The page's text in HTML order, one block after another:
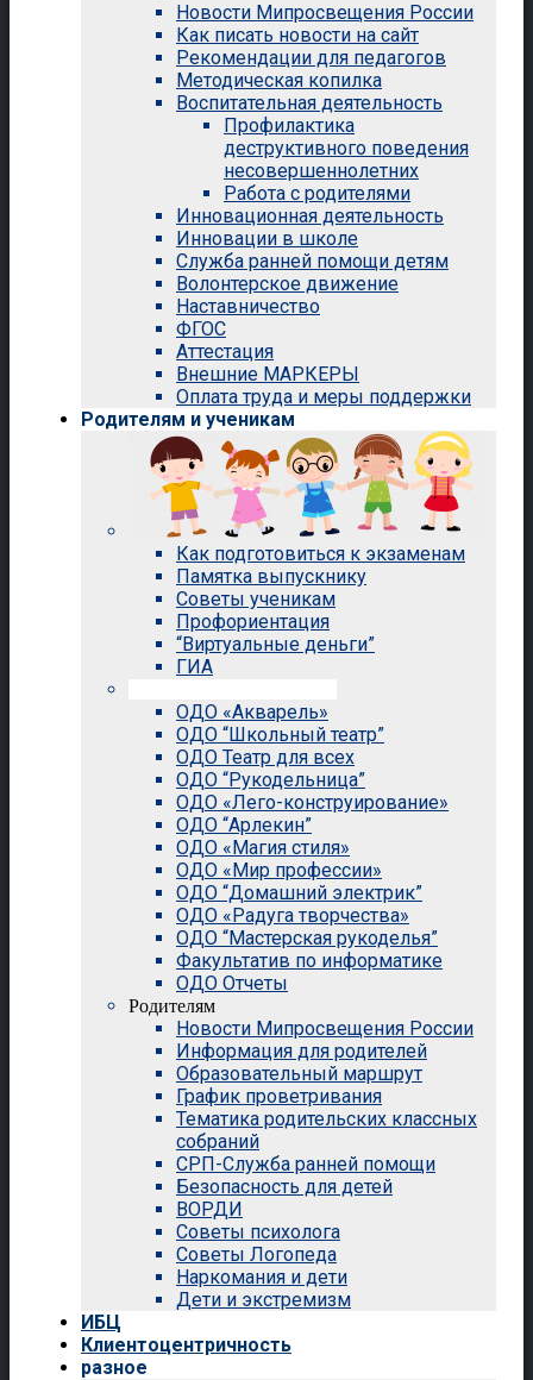
Новости Мипросвещения России
Как писать новости на сайт
Рекомендации для педагогов
Методическая копилка
Воспитательная деятельность
Профилактика
деструктивного поведения
несовершеннолетних
Работа с родителями
Инновационная деятельность
Инновации в школе
Служба ранней помощи детям
Волонтерское движение
Наставничество
ФГОС
Аттестация
Внешние МАРКЕРЫ
Оплата труда и меры поддержки
Родителям и ученикам
Как подготовиться к экзаменам
Памятка выпускнику
Советы ученикам
Профориентация
“Виртуальные деньги”
ГИА
ОДО «Акварель»
ОДО “Школьный театр”
ОДО Театр для всех
ОДО “Рукодельница”
ОДО «Лего-конструирование»
ОДО “Арлекин”
ОДО «Магия стиля»
ОДО «Мир профессии»
ОДО “Домашний электрик”
ОДО «Радуга творчества»
ОДО “Мастерская рукоделья”
Факультатив по информатике
ОДО Отчеты
Родителям
Новости Мипросвещения России
Информация для родителей
Образовательный маршрут
График проветривания
Тематика родительских классных
собраний
СРП-Служба ранней помощи
Безопасность для детей
ВОРДИ
Советы психолога
Советы Логопеда
Наркомания и дети
Дети и экстремизм
ИБЦ
Клиентоцентричность
разное